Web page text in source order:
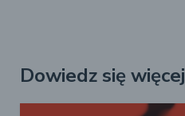
Dowiedz się więcej